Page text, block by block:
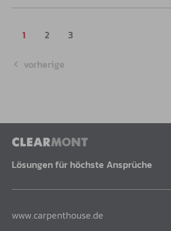
vorherige
1 2 3
Lösungen für höchste Ansprüche
www.carpenthouse.de